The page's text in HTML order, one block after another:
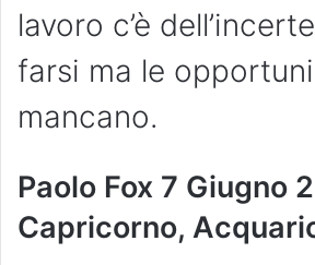
lavoro c’è
farsi ma le
mancano.
Paolo Fox 7 Giugno
Capricorno,